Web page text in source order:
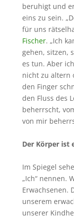
beruhigt und
eins zu sein.
für uns
Fischer. „Ich
gehen, sitzen,
es tun. Aber
nicht zu altern
den Finger
den Fluss des
beherrscht,
von mir
Der Körper ist
Im Spiegel
„Ich“ nennen.
Erwachsenen.
unserem
unserer